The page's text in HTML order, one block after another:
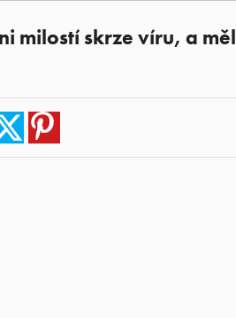
milostí skrze víru, a
Twitter